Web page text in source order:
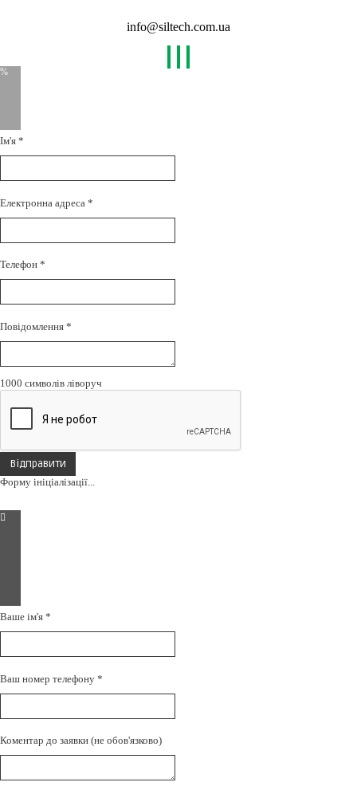
info@siltech.com.ua
Ім'я *
Електронна адреса *
Телефон *
Повідомлення *
1000 символів ліворуч
Відправити
Форму ініціалізації...
Ваше ім'я *
Ваш номер телефону *
Коментар до заявки (не обов'язково)